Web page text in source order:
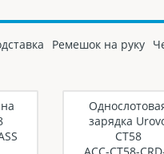
Ремешок на руку
зарядка
CT58